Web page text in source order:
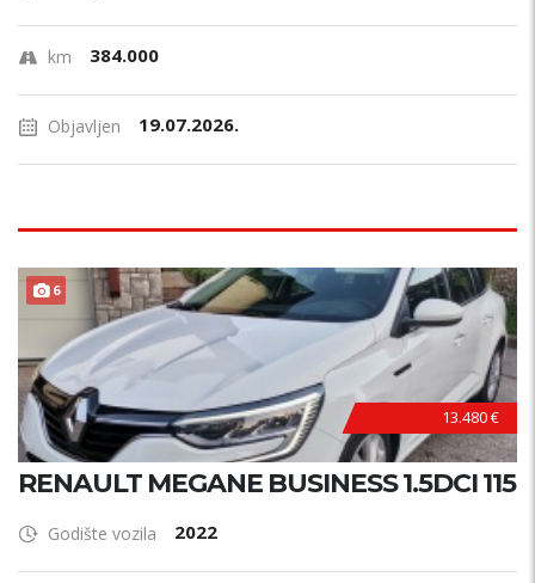
km 384.000
Objavljen 19.07.2026.
6
13.480 €
RENAULT MEGANE BUSINESS 1.5DCI 115
Godište vozila 2022